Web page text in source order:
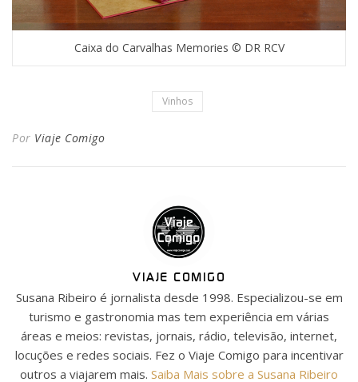
Caixa do Carvalhas Memories © DR RCV
Vinhos
Por Viaje Comigo
VIAJE COMIGO
Susana Ribeiro é jornalista desde 1998. Especializou-se em
turismo e gastronomia mas tem experiência em várias
áreas e meios: revistas, jornais, rádio, televisão, internet,
locuções e redes sociais. Fez o Viaje Comigo para incentivar
outros a viajarem mais. Saiba Mais sobre a Susana Ribeiro